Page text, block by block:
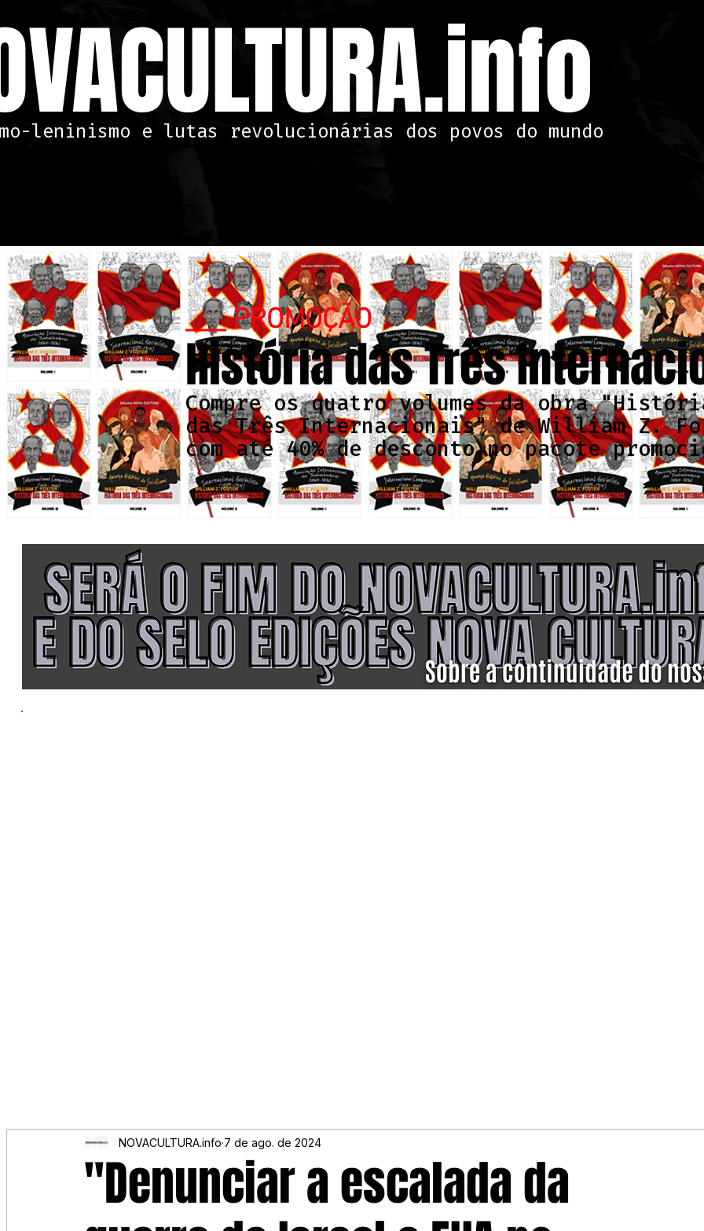
leninismo e lutas revolucionárias dos povos do mundo
Compre os quatro volumes da obra
das Três Internacionais" de William Z.
com até 40% de desconto no pacote
___ PROMOÇÃO
História das Três
"Denunciar a escalada da
NOVACULTURA.info 7 de ago. de 2024